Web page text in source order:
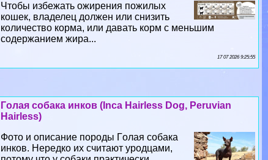
Чтобы избежать ожирения пожилых
кошек, владелец должен или снизить
количество корма, или давать корм с меньшим
содержанием жира...
17 07 2026 9:25:55
Гoлая собака инков (Inca Hairless Dog, Peruvian
Hairless)
Фото и описание породы Гoлая собака
инков. Нередко их считают уpoдцами,